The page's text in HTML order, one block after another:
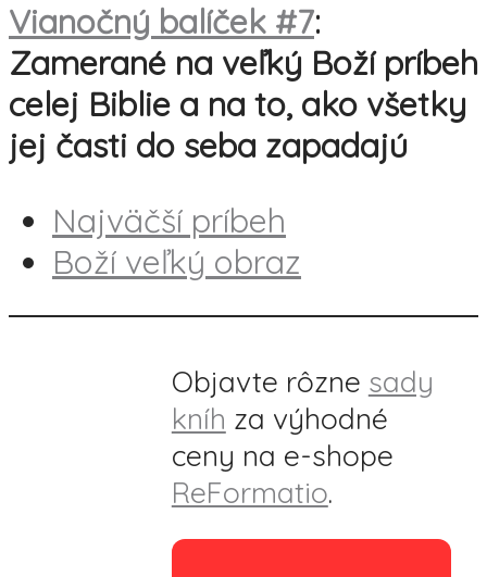
Vianočný balíček #7:
Zamerané na veľký Boží príbeh
celej Biblie a na to, ako všetky
jej časti do seba zapadajú
Najväčší príbeh
Boží veľký obraz
Objavte rôzne sady
kníh za výhodné
ceny na e-shope
ReFormatio.